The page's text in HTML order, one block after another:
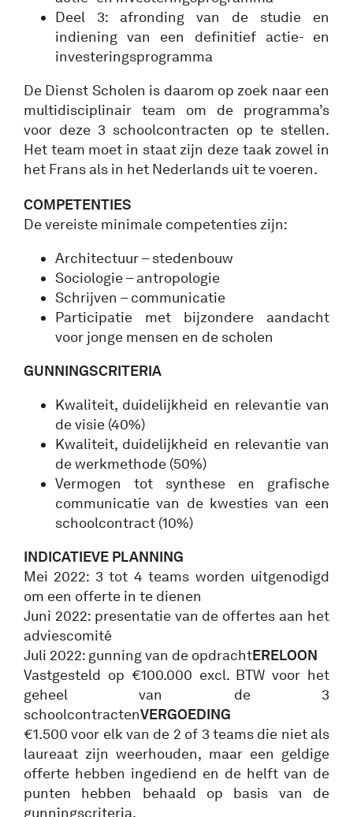
Deel 3: afronding van de studie en
indiening van een definitief actie- en
investeringsprogramma
De Dienst Scholen is daarom op zoek naar een
multidisciplinair team om de programma’s
voor deze 3 schoolcontracten op te stellen.
Het team moet in staat zijn deze taak zowel in
het Frans als in het Nederlands uit te voeren.
COMPETENTIES
De vereiste minimale competenties zijn:
Architectuur – stedenbouw
Sociologie – antropologie
Schrijven – communicatie
Participatie met bijzondere aandacht
voor jonge mensen en de scholen
GUNNINGSCRITERIA
Kwaliteit, duidelijkheid en relevantie van
de visie (40%)
Kwaliteit, duidelijkheid en relevantie van
de werkmethode (50%)
Vermogen tot synthese en grafische
communicatie van de kwesties van een
schoolcontract (10%)
INDICATIEVE PLANNING
Mei 2022: 3 tot 4 teams worden uitgenodigd
om een offerte in te dienen
Juni 2022: presentatie van de offertes aan het
adviescomité
Juli 2022: gunning van de opdrachtERELOON
Vastgesteld op €100.000 excl. BTW voor het
geheel van de 3
schoolcontractenVERGOEDING
€1.500 voor elk van de 2 of 3 teams die niet als
laureaat zijn weerhouden, maar een geldige
offerte hebben ingediend en de helft van de
punten hebben behaald op basis van de
gunningscriteria.